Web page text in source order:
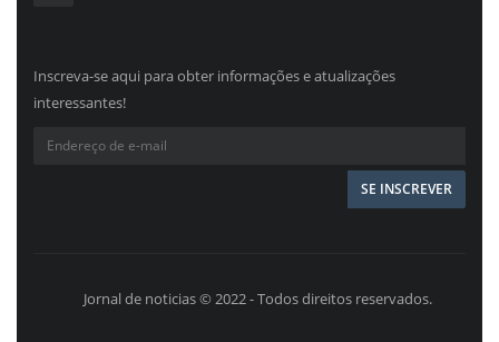
Inscreva-se aqui para obter informações e atualizações
interessantes!
Jornal de noticias © 2022 - Todos direitos reservados.